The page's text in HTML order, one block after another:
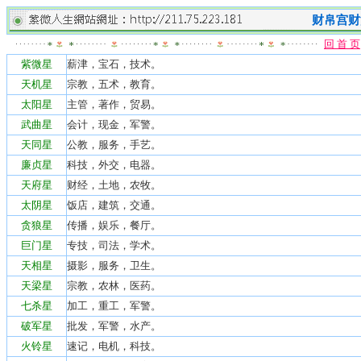
财帛宫
回 首 页
紫微星
薪津，宝石，技术。
天机星
宗教，五术，教育。
太阳星
主管，著作，贸易。
武曲星
会计，现金，军警。
天同星
公教，服务，手艺。
廉贞星
科技，外交，电器。
天府星
财经，土地，农牧。
太阴星
饭店，建筑，交通。
贪狼星
传播，娱乐，餐厅。
巨门星
专技，司法，学术。
天相星
摄影，服务，卫生。
天梁星
宗教，农林，医药。
七杀星
加工，重工，军警。
破军星
批发，军警，水产。
火铃星
速记，电机，科技。